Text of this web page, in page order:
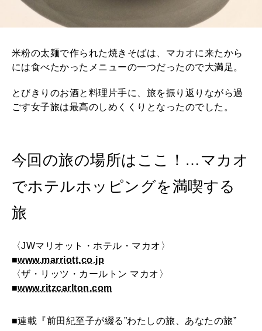
米粉の太麺で作られた焼きそばは、マカオに来たから
には食べたかったメニューの一つだったので大満足。
とびきりのお酒と料理片手に、旅を振り返りながら過
ごす女子旅は最高のしめくくりとなったのでした。
今回の旅の場所はここ！…マカオ
でホテルホッピングを満喫する
旅
〈JWマリオット・ホテル・マカオ〉
■www.marriott.co.jp
〈ザ・リッツ・カールトン マカオ〉
■www.ritzcarlton.com
■連載『前田紀至子が綴る”わたしの旅、あなたの旅”